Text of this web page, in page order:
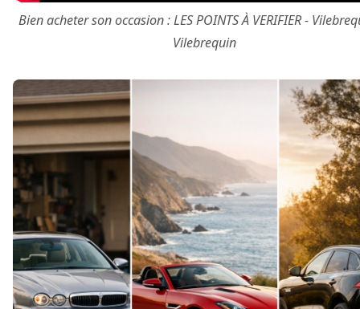
Bien acheter son occasion : LES POINTS À VERIFIER -
Vilebrequin